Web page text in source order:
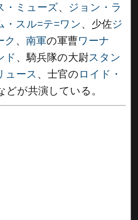
・ミューズ、 ジョン・ラ
・スル=テ=ワン 、少佐ジ
ク 、 南軍の軍曹ワーナ
ド 、騎兵隊の大尉スタン
ュース 、士官の ロイド・
どが共演している。